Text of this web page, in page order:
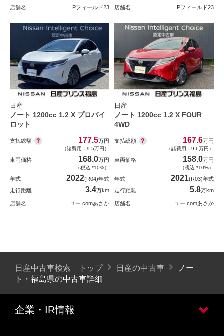
店舗名 Pフィールド23 店舗名 Pフィールド23
日産
ノート 1200cc 1.2 X プロパイ
ロット
支払総額 177.5万円
（諸費用：9.5万円）
車両価格 168.0万円
（税込 *10%）
年式 2022(R04)年式
走行距離
3.4万km
店舗名 ユー.comあさか
日産
ノート 1200cc 1.2 X FOUR
4WD
支払総額 167.6万円
（諸費用：9.6万円）
車両価格 158.0万円
（税込 *10%）
年式 2021(R03)年式
走行距離
5.8万km
店舗名 ユー.comあさか
日産中古車検索 トップ 日産の中古車
ノー
ト・福島県の中古車詳細
企業・IR情報